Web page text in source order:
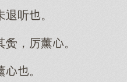
退听。
夤，厉薰。
。